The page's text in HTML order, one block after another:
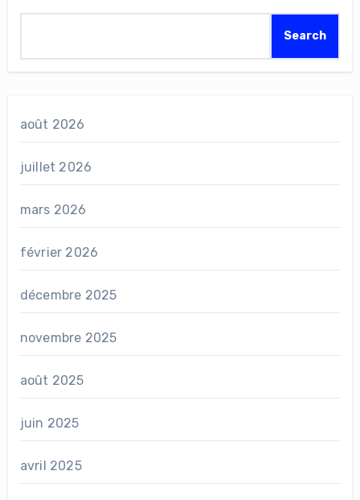
Search
août 2026
juillet 2026
mars 2026
février 2026
décembre 2025
novembre 2025
août 2025
juin 2025
avril 2025